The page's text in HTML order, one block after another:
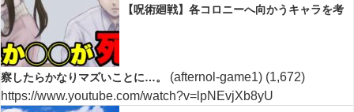
【呪術廻戦】各コロニーへ向かうキャラを考
察したらかなりマズいことに…。 (afternol-game1) (1,672)
https://www.youtube.com/watch?v=lpNEvjXb8yU